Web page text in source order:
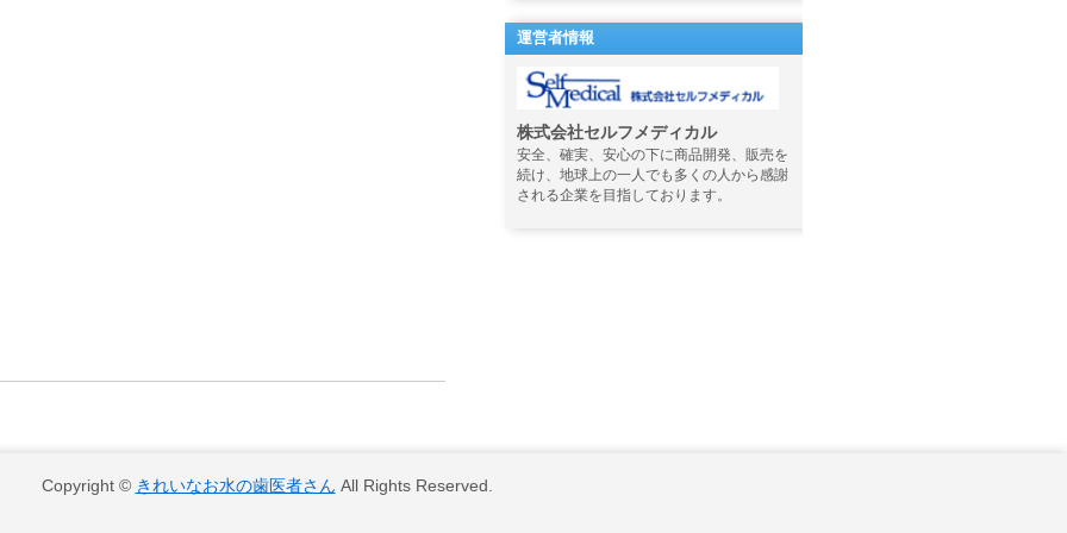
運営者情報
株式会社セルフメディカル
安全、確実、安心の下に商品開発、販売を
続け、地球上の一人でも多くの人から感謝
される企業を目指しております。
Copyright © きれいなお水の歯医者さん All Rights Reserved.